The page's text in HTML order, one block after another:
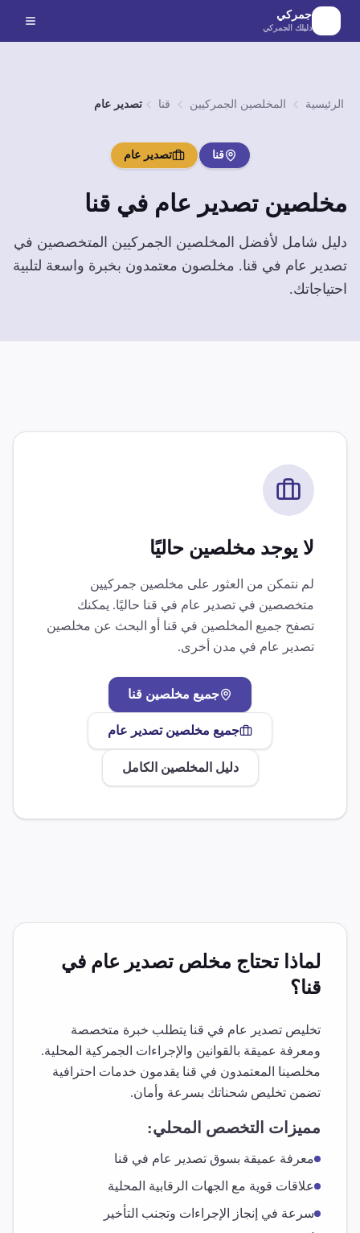
الانتقال إلى المحتوى الرئيسي
جمركي
دليلك الجمركي
الرئيسية المخلصين الجمركيين قنا تصدير عام
قنا تصدير عام
مخلصينتصدير عام في قنا
دليل شامل لأفضل المخلصين الجمركيين المتخصصين في
تصدير عام في قنا. مخلصون معتمدون بخبرة واسعة لتلبية
احتياجاتك.
لا يوجد مخلصين حاليًا
لم نتمكن من العثور على مخلصين جمركيين
متخصصين في تصدير عام في قنا حاليًا. يمكنك
تصفح جميع المخلصين في قنا أو البحث عن مخلصين
تصدير عام في مدن أخرى.
جميع مخلصين قنا
جميع مخلصينتصدير عام
دليل المخلصين الكامل
لماذا تحتاج مخلص تصدير عام في
قنا؟
تخليص تصدير عام في قنا يتطلب خبرة متخصصة
ومعرفة عميقة بالقوانين والإجراءات الجمركية المحلية.
مخلصينا المعتمدون في قنا يقدمون خدمات احترافية
تضمن تخليص شحناتك بسرعة وأمان.
مميزات التخصص المحلي:
معرفة عميقة بسوق تصدير عام في قنا
علاقات قوية مع الجهات الرقابية المحلية
سرعة في إنجاز الإجراءات وتجنب التأخير